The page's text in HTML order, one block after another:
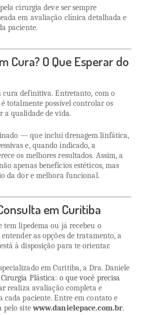
cirurgia deve ser sempre
em avaliação clínica detalhada e
paciente.
Cura? O Que Esperar do
cura definitiva. Entretanto, com o
totalmente possível controlar os
a qualidade de vida.
— que inclui drenagem linfática,
e, quando indicado, a
os melhores resultados. Assim, a
apenas benefícios estéticos, mas
da dor e melhora funcional.
em Curitiba
tem lipedema ou já recebeu o
as opções de tratamento, a
está à disposição para te orientar.
em Curitiba, a Dra. Daniele
Plástica: o que você precisa
realiza avaliação completa e
cada paciente. Entre em contato e
pelo sitewww.danielepace.com.br.